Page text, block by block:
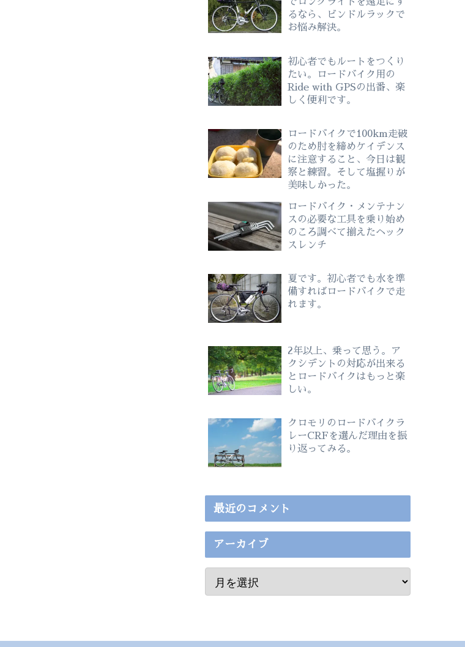
るなら、ビンドルラックで
お悩み解決。
初心者でもルートをつくり
たい。ロードバイク用の
Ride with GPSの出番、楽
しく便利です。
ロードバイクで100km走破
のため肘を締めケイデンス
に注意すること、今日は観
察と練習。そして塩握りが
美味しかった。
ロードバイク・メンテナン
スの必要な工具を乗り始め
のころ調べて揃えたヘック
スレンチ
夏です。初心者でも水を準
備すればロードバイクで走
れます。
2年以上、乗って思う。ア
クシデントの対応が出来る
とロードバイクはもっと楽
しい。
クロモリのロードバイクラ
レーCRFを選んだ理由を振
り返ってみる。
最近のコメント
アーカイブ